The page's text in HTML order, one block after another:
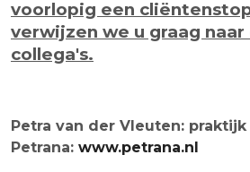
voorlopig een
verwijzen we u graag
collega's.
Petra van der Vleuten: praktijk
Petrana: www.petrana.nl